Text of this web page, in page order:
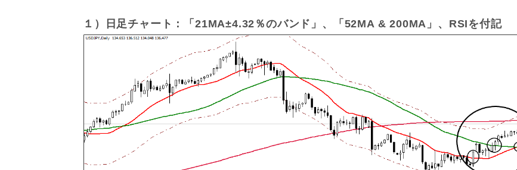
１）日足チャート：「21MA±4.32％のバンド」、「52MA & 200MA」、RSIを付記